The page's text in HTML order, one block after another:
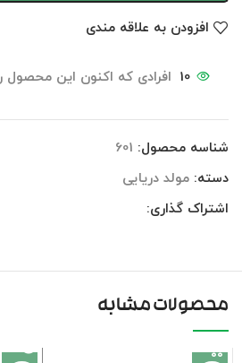
افزودن به علاقه مندی
10 افرادی که اکنون این محصول
شناسه محصول: 601
دسته: مولد دریایی
اشتراک گذاری:
محصولات مشابه